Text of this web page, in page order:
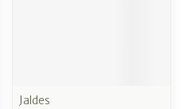
Jaldes